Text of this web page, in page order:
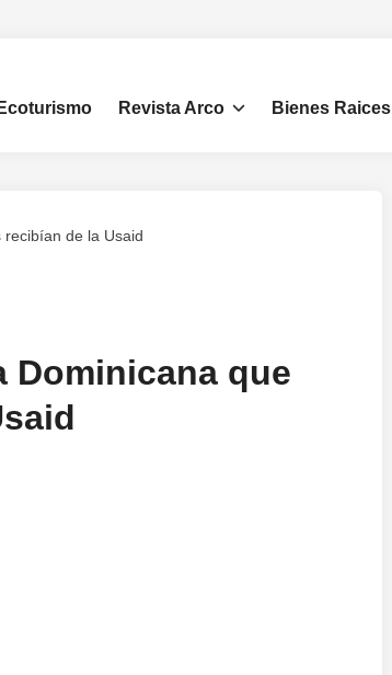
Ecoturismo Revista Arco Bienes Raices
de la Usaid
Dominicana que